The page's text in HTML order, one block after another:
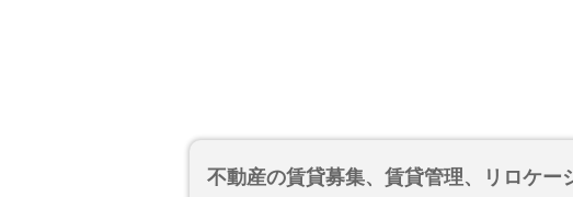
不動産の賃貸募集、賃貸管理、リロケ